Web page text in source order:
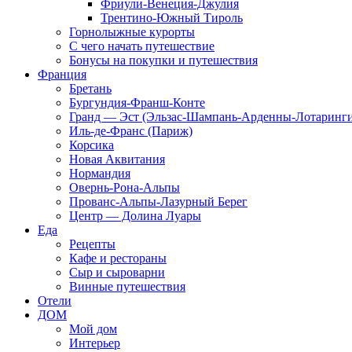
Фриули-Венеция-Джулия
Трентино-Южный Тироль
Горнолыжные курорты
С чего начать путешествие
Бонусы на покупки и путешествия
Франция
Бретань
Бургундия-Франш-Конте
Гранд — Эст (Эльзас-Шампань-Арденны-
Иль-де-Франс (Париж)
Корсика
Новая Аквитания
Нормандия
Овернь-Рона-Альпы
Прованс-Альпы-Лазурный Берег
Центр — Долина Луары
Еда
Рецепты
Кафе и рестораны
Сыр и сыроварни
Винные путешествия
Отели
ДОМ
Мой дом
Интерьер